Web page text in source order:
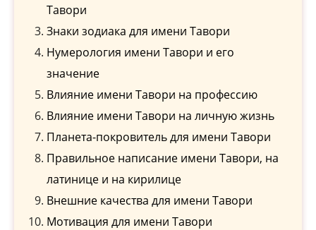
Тавори
Знаки зодиака для имени Тавори
Нумерология имени Тавори и его
значение
Влияние имени Тавори на профессию
Влияние имени Тавори на личную жизнь
Планета-покровитель для имени Тавори
Правильное написание имени Тавори, на
латинице и на кирилице
Внешние качества для имени Тавори
Мотивация для имени Тавори